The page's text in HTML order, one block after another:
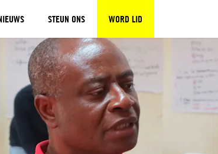
STEUN ONS WORD LID